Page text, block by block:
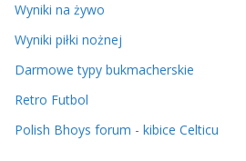
Wyniki na żywo
Wyniki piłki nożnej
Darmowe typy bukmacherskie
Retro Futbol
Polish Bhoys forum - kibice Celticu